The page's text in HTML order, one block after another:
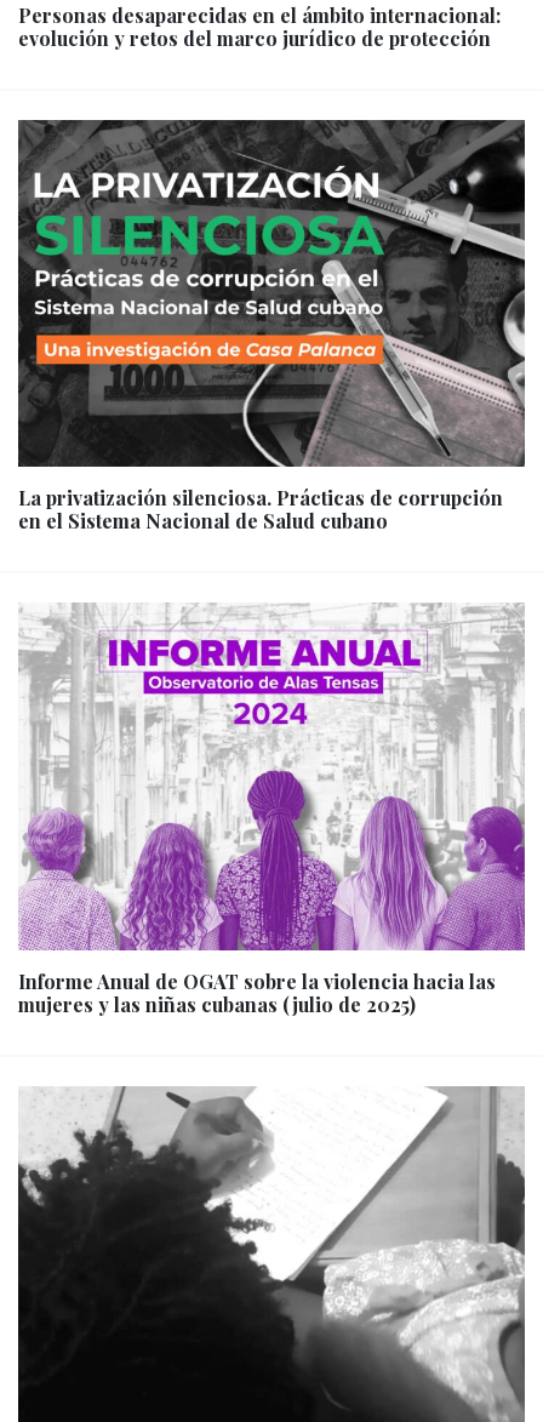
Personas desaparecidas en el ámbito internacional:
evolución y retos del marco jurídico de protección
La privatización silenciosa. Prácticas de corrupción
en el Sistema Nacional de Salud cubano
Informe Anual de OGAT sobre la violencia hacia las
mujeres y las niñas cubanas (julio de 2025)